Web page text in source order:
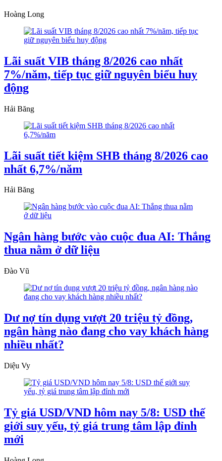
Hoàng Long
Lãi suất VIB tháng 8/2026 cao nhất
7%/năm, tiếp tục giữ nguyên biểu huy
động
Hải Băng
Lãi suất tiết kiệm SHB tháng 8/2026 cao
nhất 6,7%/năm
Hải Băng
Ngân hàng bước vào cuộc đua AI: Thắng
thua nằm ở dữ liệu
Đào Vũ
Dư nợ tín dụng vượt 20 triệu tỷ đồng,
ngân hàng nào đang cho vay khách hàng
nhiều nhất?
Diệu Vy
Tỷ giá USD/VND hôm nay 5/8: USD thế
giới suy yếu, tỷ giá trung tâm lập đỉnh
mới